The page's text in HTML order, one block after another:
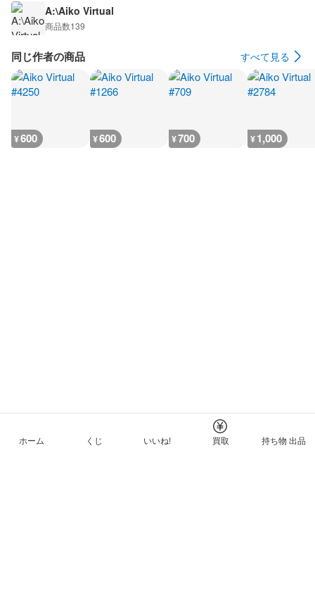
A:\Aiko Virtual
商品数139
同じ作者の商品 すべて見る
¥600 ¥600 ¥700 ¥1,000
ホーム くじ いいね! 買取 持ち物 出品